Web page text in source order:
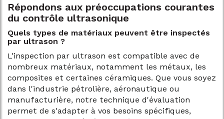
Répondons aux préoccupations courantes
du contrôle ultrasonique
Quels types de matériaux peuvent être inspectés
par ultrason ?
L'inspection par ultrason est compatible avec de
nombreux matériaux, notamment les métaux, les
composites et certaines céramiques. Que vous soyez
dans l'industrie pétrolière, aéronautique ou
manufacturière, notre technique d'évaluation
permet de s'adapter à vos besoins spécifiques,